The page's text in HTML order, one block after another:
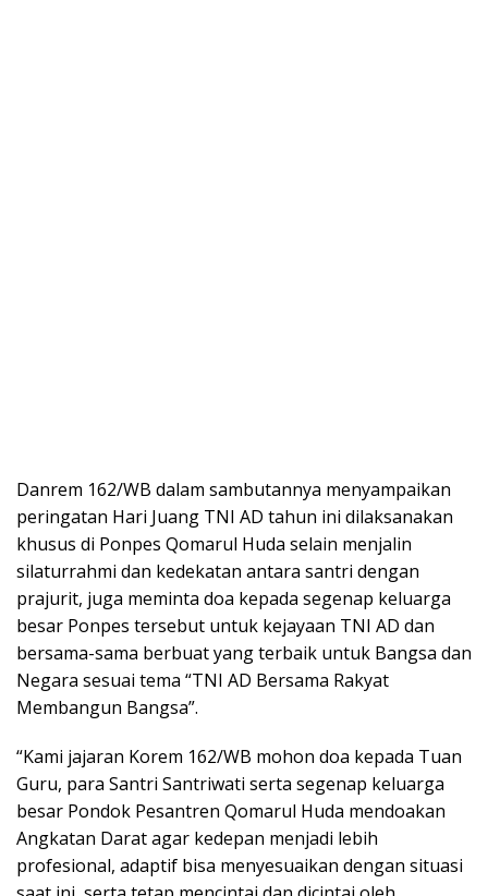
Danrem 162/WB dalam sambutannya menyampaikan
peringatan Hari Juang TNI AD tahun ini dilaksanakan
khusus di Ponpes Qomarul Huda selain menjalin
silaturrahmi dan kedekatan antara santri dengan
prajurit, juga meminta doa kepada segenap keluarga
besar Ponpes tersebut untuk kejayaan TNI AD dan
bersama-sama berbuat yang terbaik untuk Bangsa dan
Negara sesuai tema “TNI AD Bersama Rakyat
Membangun Bangsa”.
“Kami jajaran Korem 162/WB mohon doa kepada Tuan
Guru, para Santri Santriwati serta segenap keluarga
besar Pondok Pesantren Qomarul Huda mendoakan
Angkatan Darat agar kedepan menjadi lebih
profesional, adaptif bisa menyesuaikan dengan situasi